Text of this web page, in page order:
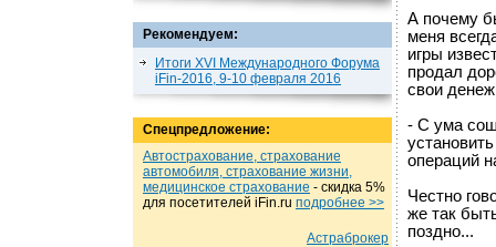
Рекомендуем:
Итоги XVI Международного Форума
iFin-2016, 9-10 февраля 2016
Спецпредложение:
Автострахование, страхование
автомобиля, страхование жизни,
медицинское страхование - cкидка 5%
для посетителей iFin.ru подробнеe >>
Астраброкер
А почему
меня
игры
продал
свои
- С ума
операций
Честно
же так
поздно...